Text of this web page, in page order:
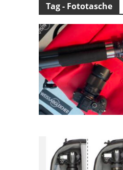
Tag - Fototasche